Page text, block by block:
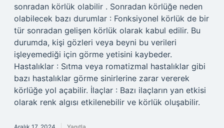
sonradan körlük olabilir . Sonradan körlüğe neden
olabilecek bazı durumlar : Fonksiyonel körlük de bir
tür sonradan gelişen körlük olarak kabul edilir. Bu
durumda, kişi gözleri veya beyni bu verileri
işleyemediği için görme yetisini kaybeder.
Hastalıklar : Sıtma veya romatizmal hastalıklar gibi
bazı hastalıklar görme sinirlerine zarar vererek
körlüğe yol açabilir. İlaçlar : Bazı ilaçların yan etkisi
olarak renk algısı etkilenebilir ve körlük oluşabilir.